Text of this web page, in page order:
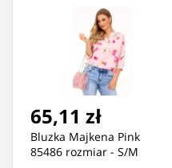
65,11 zł
Bluzka Majkena Pink
85486 rozmiar - S/M